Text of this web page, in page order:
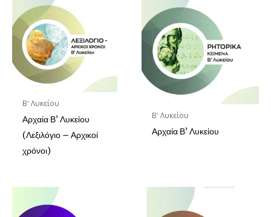
Β' Λυκείου
Αρχαία Β’ Λυκείου
(Λεξιλόγιο – Αρχικοί
χρόνοι)
Β' Λυκείου
Αρχαία Β’ Λυκείου